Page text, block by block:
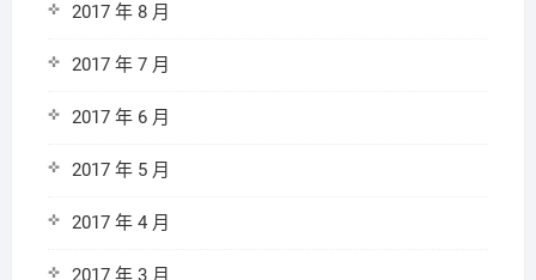
2017 年 8 月
2017 年 7 月
2017 年 6 月
2017 年 5 月
2017 年 4 月
2017 年 3 月